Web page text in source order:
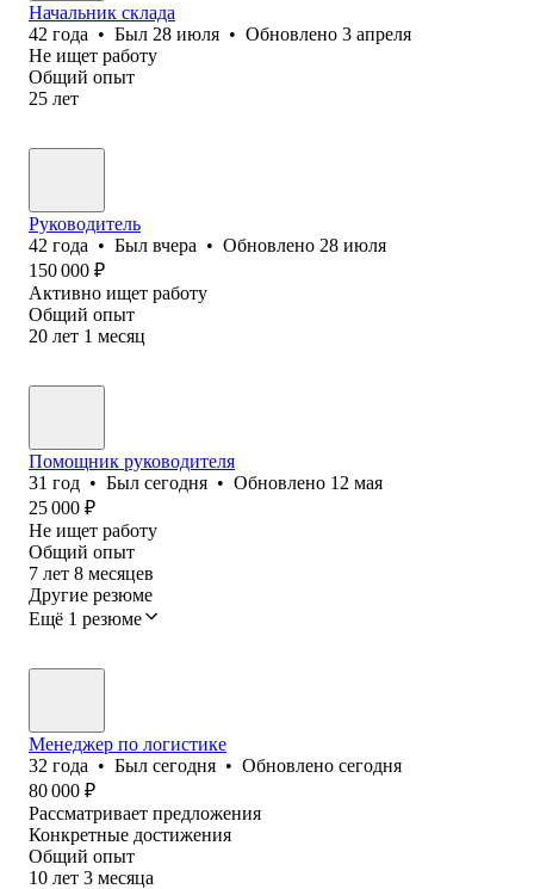
Начальник склада
42 года • Был 28 июля • Обновлено 3 апреля
Не ищет работу
Общий опыт
25 лет
Руководитель
42 года • Был вчера • Обновлено 28 июля
150 000 ₽
Активно ищет работу
Общий опыт
20 лет 1 месяц
Помощник руководителя
31 год • Был сегодня • Обновлено 12 мая
25 000 ₽
Не ищет работу
Общий опыт
7 лет 8 месяцев
Другие резюме
Ещё 1 резюме
Менеджер по логистике
32 года • Был сегодня • Обновлено сегодня
80 000 ₽
Рассматривает предложения
Конкретные достижения
Общий опыт
10 лет 3 месяца